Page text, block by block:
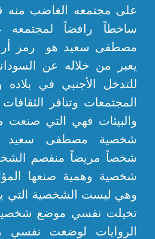
على مجتمعه الغاضب منه
ساخطاً رافضاً لمجتمعه
مصطفى سعيد هو رمز
يعبر من خلاله عن
للتدخل الأجنبي في
المجتمعات وتنافر
والبيئات فهي التي
شخصية مصطفى سعيد
شخصاً مريضاً منفصم
شخصية وهمية صنعها
وهي ليست الشخصية التي
تخيلت نفسي موضع
الروايات لوضعت